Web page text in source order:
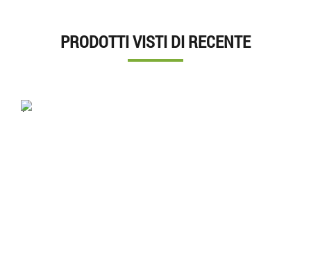
PRODOTTI VISTI DI RECENTE
'.'